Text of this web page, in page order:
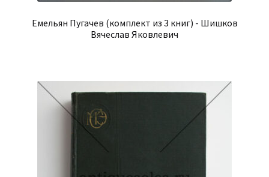
Емельян Пугачев (комплект из 3 книг) - Шишков
Вячеслав Яковлевич